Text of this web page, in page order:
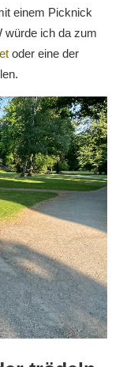
einem Picknick
würde ich da zum
oder eine der